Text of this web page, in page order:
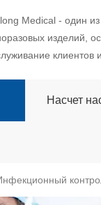
Medical - один
изделий,
клиентов
Насчет